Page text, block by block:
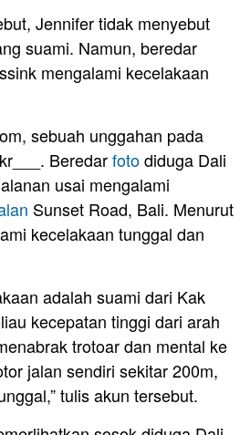
Jennifer tidak menyebut
suami. Namun, beredar
mengalami kecelakaan
sebuah unggahan pada
Beredarfotodiduga Dali
usai mengalami
Sunset Road, Bali. Menurut
kecelakaan tunggal dan
adalah suami dari Kak
kecepatan tinggi dari arah
trotoar dan mental ke
jalan sendiri sekitar 200m,
tulis akun tersebut.